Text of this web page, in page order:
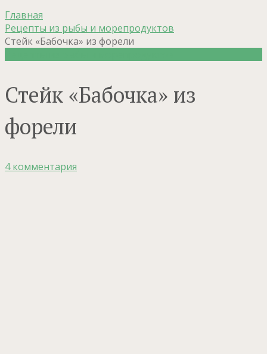
Главная
Рецепты из рыбы и морепродуктов
Стейк «Бабочка» из форели
Стейк «Бабочка» из
форели
4 комментария